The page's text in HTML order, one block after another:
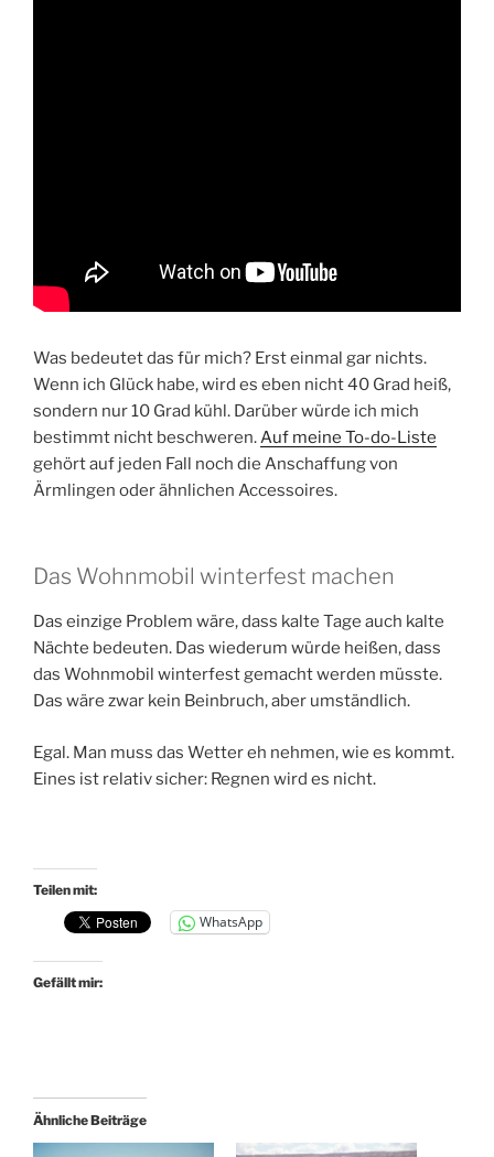
Was bedeutet das für mich? Erst einmal gar nichts.
Wenn ich Glück habe, wird es eben nicht 40 Grad heiß,
sondern nur 10 Grad kühl. Darüber würde ich mich
bestimmt nicht beschweren.Auf meine To-do-Liste
gehört auf jeden Fall noch die Anschaffung von
Ärmlingen oder ähnlichen Accessoires.
Das Wohnmobil winterfest machen
Das einzige Problem wäre, dass kalte Tage auch kalte
Nächte bedeuten. Das wiederum würde heißen, dass
das Wohnmobil winterfest gemacht werden müsste.
Das wäre zwar kein Beinbruch, aber umständlich.
Egal. Man muss das Wetter eh nehmen, wie es kommt.
Eines ist relativ sicher: Regnen wird es nicht.
Teilen mit:
WhatsApp
Gefällt mir:
Ähnliche Beiträge